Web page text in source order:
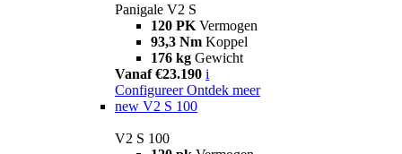
Panigale V2 S
120 PK Vermogen
93,3 Nm Koppel
176 kg Gewicht
Vanaf €23.190 i
Configureer Ontdek meer
new V2 S 100
V2 S 100